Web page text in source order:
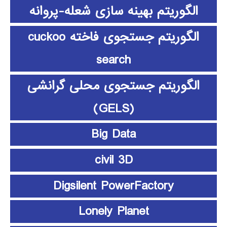
الگوریتم بهینه سازی شعله-پروانه
الگوریتم جستجوی فاخته cuckoo
search
الگوریتم جستجوی محلی گرانشی
(GELS)
Big Data
civil 3D
Digsilent PowerFactory
Lonely Planet